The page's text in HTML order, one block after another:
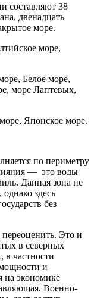
составляют 38
двенадцать
море.
море,
Белое море,
море Лаптевых,
Японское море.
по периметру
— это воды
Данная зона не
однако здесь
без
Это и
в северных
в частности
и
на экономике
Военно-